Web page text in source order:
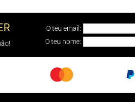
O teu email:
O teu nome: